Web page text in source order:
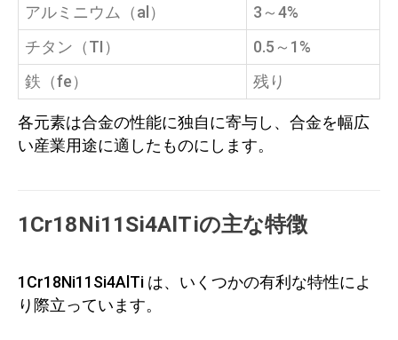
アルミニウム（al）
3～4%
チタン（TI）
0.5～1%
鉄（fe）
残り
各元素は合金の性能に独自に寄与し、合金を幅広
い産業用途に適したものにします。
1Cr18Ni11Si4AlTiの主な特徴
1Cr18Ni11Si4AlTi は、いくつかの有利な特性によ
り際立っています。